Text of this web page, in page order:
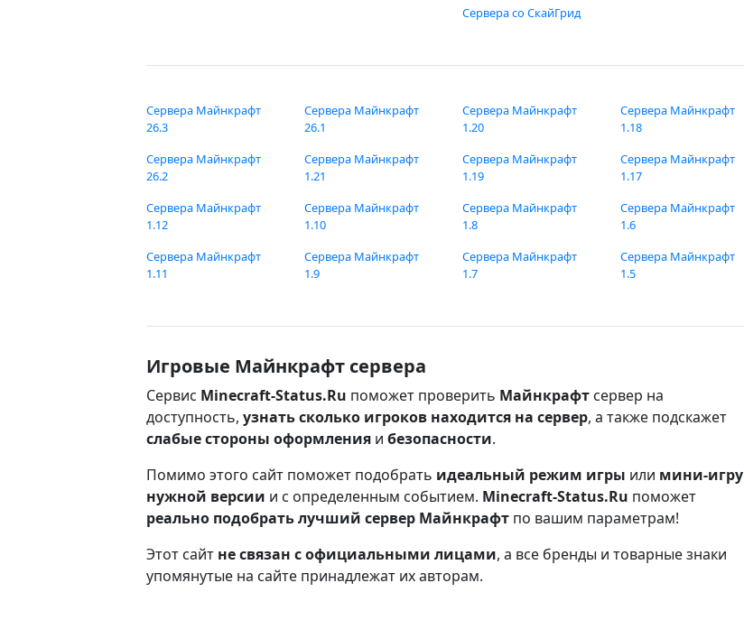
Сервера со СкайГрид
Сервера Майнкрафт
26.3
Сервера Майнкрафт
26.2
Сервера Майнкрафт
26.1
Сервера Майнкрафт
1.21
Сервера Майнкрафт
1.20
Сервера Майнкрафт
1.19
Сервера Майнкрафт
1.18
Сервера Майнкрафт
1.17
Сервера Майнкрафт
1.12
Сервера Майнкрафт
1.11
Сервера Майнкрафт
1.10
Сервера Майнкрафт
1.9
Сервера Майнкрафт
1.8
Сервера Майнкрафт
1.7
Сервера Майнкрафт
1.6
Сервера Майнкрафт
1.5
Игровые Майнкрафт сервера
Сервис Minecraft-Status.Ru поможет проверить Майнкрафт сервер на
доступность, узнать сколько игроков находится на сервер, а также подскажет
слабые стороны оформления и безопасности.
Помимо этого сайт поможет подобрать идеальный режим игры или мини-игру
нужной версии и с определенным событием. Minecraft-Status.Ru поможет
реально подобрать лучший сервер Майнкрафт по вашим параметрам!
Этот сайт не связан с официальными лицами, а все бренды и товарные знаки
упомянутые на сайте принадлежат их авторам.